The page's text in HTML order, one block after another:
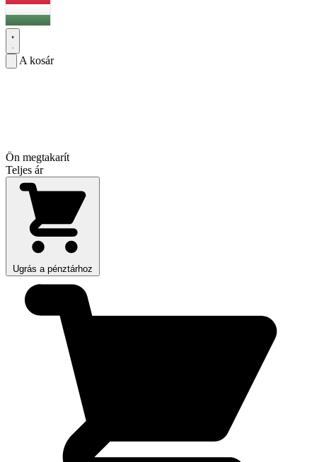
A kosár
Ön megtakarít
Teljes ár
Ugrás a pénztárhoz